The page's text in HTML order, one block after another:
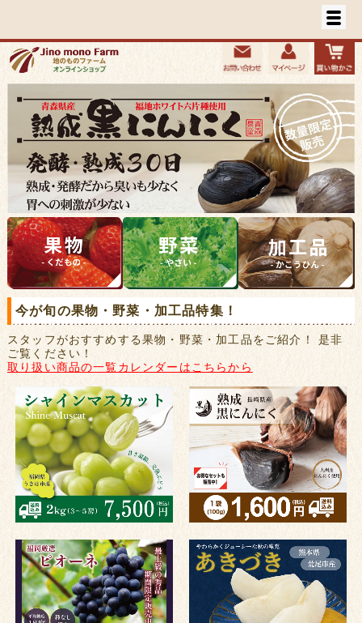
今が旬の果物・野菜・加工品特集！
スタッフがおすすめする果物・野菜・加工品をご紹介！ 是非
ご覧ください！
取り扱い商品の一覧カレンダーはこちらから